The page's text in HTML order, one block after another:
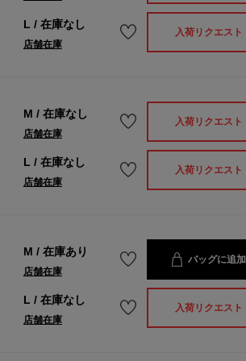
L / 在庫なし
店舗在庫
入荷リクエスト
M / 在庫なし
店舗在庫
入荷リクエスト
L / 在庫なし
店舗在庫
入荷リクエスト
M / 在庫あり
店舗在庫
バッグに追加
L / 在庫なし
店舗在庫
入荷リクエスト